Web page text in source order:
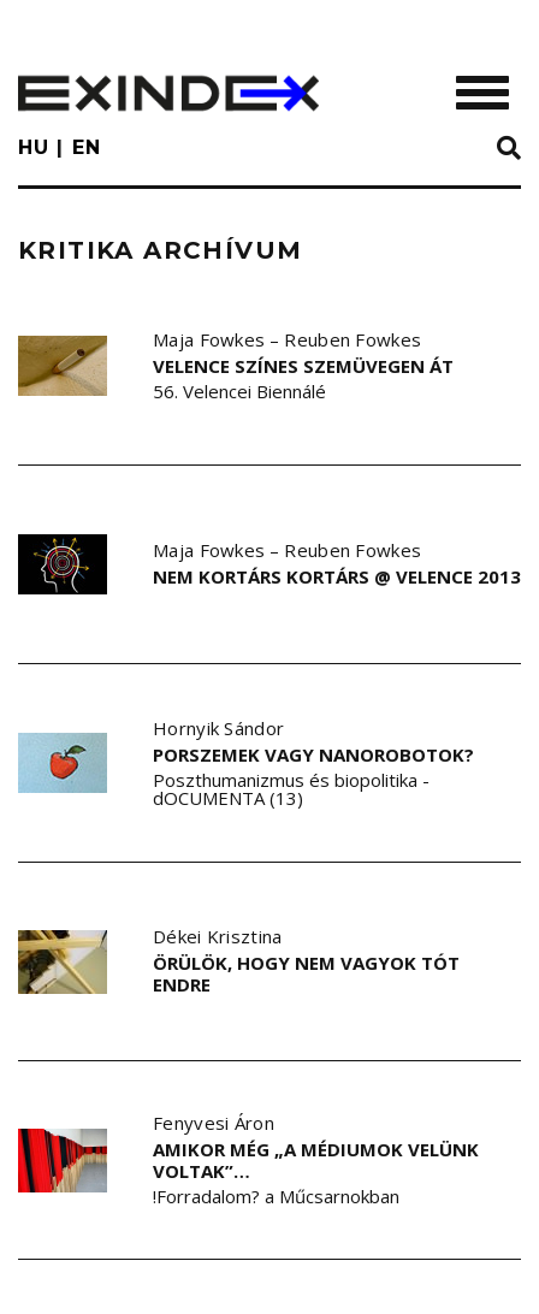
main
content
HU EN
KRITIKA ARCHÍVUM
Maja Fowkes – Reuben Fowkes
VELENCE SZÍNES SZEMÜVEGEN ÁT
56. Velencei Biennálé
Maja Fowkes – Reuben Fowkes
NEM KORTÁRS KORTÁRS @ VELENCE 2013
Hornyik Sándor
PORSZEMEK VAGY NANOROBOTOK?
Poszthumanizmus és biopolitika -
dOCUMENTA (13)
Dékei Krisztina
ÖRÜLÖK, HOGY NEM VAGYOK TÓT
ENDRE
Fenyvesi Áron
AMIKOR MÉG „A MÉDIUMOK VELÜNK
VOLTAK”…
!Forradalom? a Műcsarnokban